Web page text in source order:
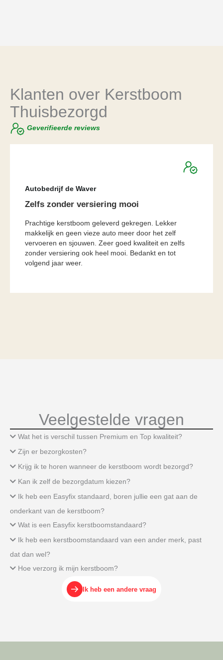
Klanten over Kerstboom
Thuisbezorgd
Geverifieerde reviews
Autobedrijf de Waver
Zelfs zonder versiering mooi
Prachtige kerstboom geleverd gekregen. Lekker
makkelijk en geen vieze auto meer door het zelf
vervoeren en sjouwen. Zeer goed kwaliteit en zelfs
zonder versiering ook heel mooi. Bedankt en tot
volgend jaar weer.
Veelgestelde vragen
Wat het is verschil tussen Premium en Top kwaliteit?
Zijn er bezorgkosten?
Krijg ik te horen wanneer de kerstboom wordt bezorgd?
Kan ik zelf de bezorgdatum kiezen?
Ik heb een Easyfix standaard, boren jullie een gat aan de
onderkant van de kerstboom?
Wat is een Easyfix kerstboomstandaard?
Ik heb een kerstboomstandaard van een ander merk, past
dat dan wel?
Hoe verzorg ik mijn kerstboom?
Ik heb een andere vraag